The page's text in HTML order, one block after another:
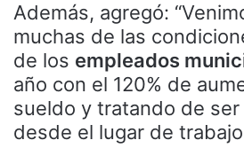
Además, agregó:
muchas de las
de los empleados
año con el 120% de
sueldo y tratando de
desde el lugar de